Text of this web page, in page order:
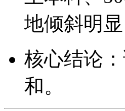
地倾斜明显
核心结论
和。